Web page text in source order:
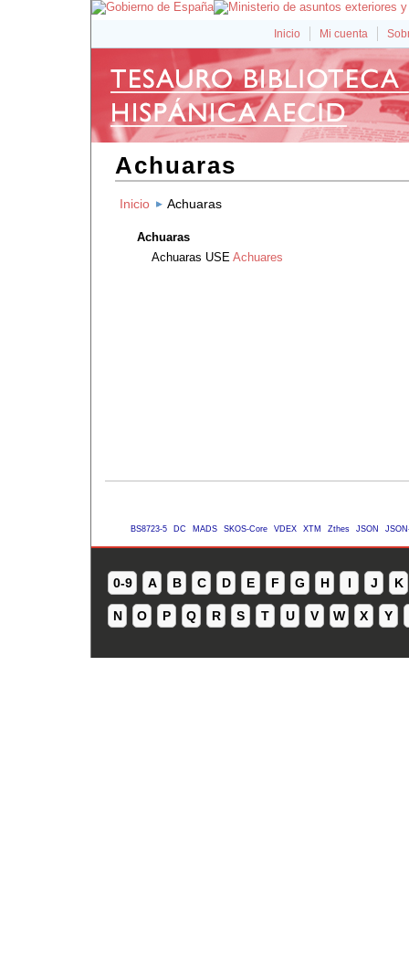
Inicio Mi cuenta
Achuaras
Inicio Achuaras
Achuaras
Achuaras USE Achuares
BS8723-5 DC MADS SKOS-Core VDEX XTM Zthes JSON
0-9 A B C D E F G H I J K
N O P Q R S T U V W X Y